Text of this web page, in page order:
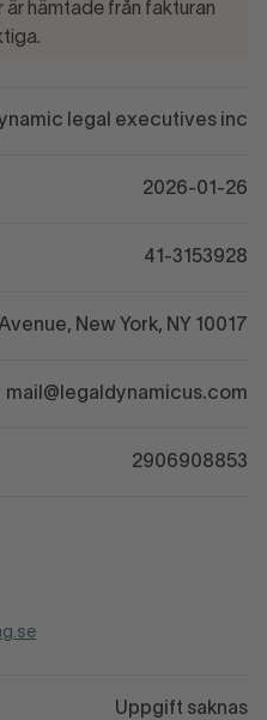
hämtade från fakturan
legal executives inc
2026-01-26
41-3153928
New York, NY 10017
mail@legaldynamicus.com
2906908853
Uppgift saknas